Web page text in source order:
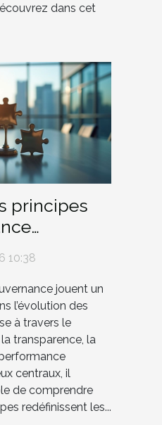
dans cet
principes
ils les
?
10:38
jouent un
l’évolution des
à travers le
transparence, la
centraux, il
de comprendre
redéfinissent les...